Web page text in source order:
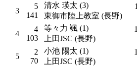
3
5
141
清水 瑛太 (3)
東御市陸上教室 (長野)
4
4
103
等々力 颯 (1)
上田JSC (長野)
5
2
70
小池 陽太 (1)
上田JSC (長野)